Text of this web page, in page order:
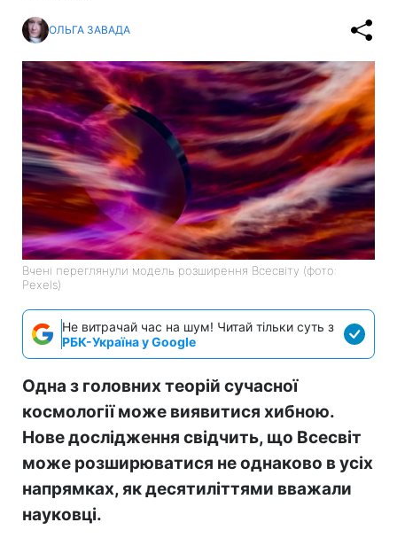
ОЛЬГА ЗАВАДА
Вчені переглянули модель розширення Всесвіту (фото:
Pexels)
Не витрачай час на шум! Читай тільки суть з
РБК-Україна у Google
Одна з головних теорій сучасної
космології може виявитися хибною.
Нове дослідження свідчить, що Всесвіт
може розширюватися не однаково в усіх
напрямках, як десятиліттями вважали
науковці.